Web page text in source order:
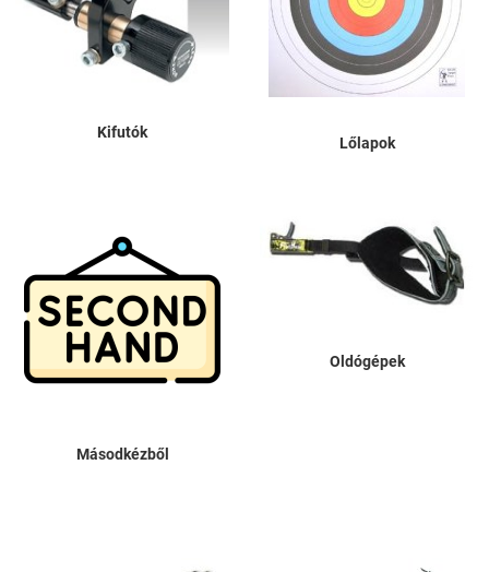
Kifutók
Lőlapok
Másodkézből
Oldógépek